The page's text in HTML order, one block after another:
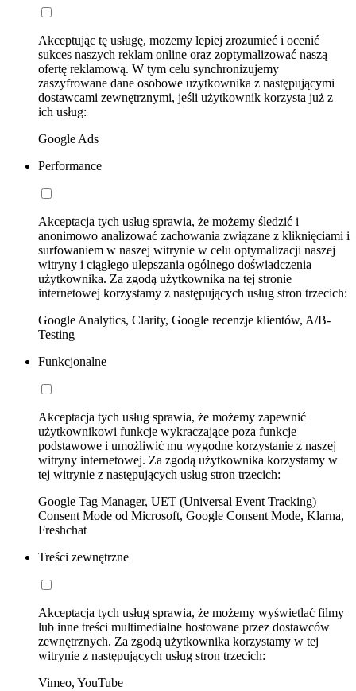
Akceptując tę usługę, możemy lepiej zrozumieć i ocenić
sukces naszych reklam online oraz zoptymalizować naszą
ofertę reklamową. W tym celu synchronizujemy
zaszyfrowane dane osobowe użytkownika z następującymi
dostawcami zewnętrznymi, jeśli użytkownik korzysta już z
ich usług:
Google Ads
Performance
Akceptacja tych usług sprawia, że możemy śledzić i
anonimowo analizować zachowania związane z kliknięciami i
surfowaniem w naszej witrynie w celu optymalizacji naszej
witryny i ciągłego ulepszania ogólnego doświadczenia
użytkownika. Za zgodą użytkownika na tej stronie
internetowej korzystamy z następujących usług stron trzecich:
Google Analytics, Clarity, Google recenzje klientów, A/B-
Testing
Funkcjonalne
Akceptacja tych usług sprawia, że możemy zapewnić
użytkownikowi funkcje wykraczające poza funkcje
podstawowe i umożliwić mu wygodne korzystanie z naszej
witryny internetowej. Za zgodą użytkownika korzystamy w
tej witrynie z następujących usług stron trzecich:
Google Tag Manager, UET (Universal Event Tracking)
Consent Mode od Microsoft, Google Consent Mode, Klarna,
Freshchat
Treści zewnętrzne
Akceptacja tych usług sprawia, że możemy wyświetlać filmy
lub inne treści multimedialne hostowane przez dostawców
zewnętrznych. Za zgodą użytkownika korzystamy w tej
witrynie z następujących usług stron trzecich:
Vimeo, YouTube